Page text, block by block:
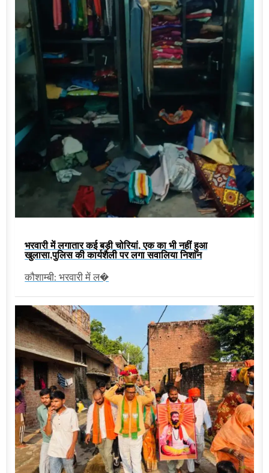
भरवारी में लगातार कई बड़ी चोरियां, एक का भी नहीं हुआ
खुलासा,पुलिस की कार्यशैली पर लगा सवालिया निशान
कौशाम्बी: भरवारी में ल�